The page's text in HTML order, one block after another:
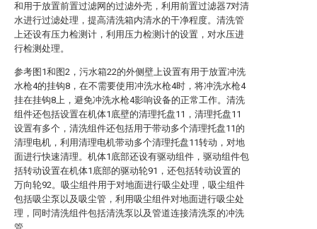
和用于放置前置过滤网的过滤外壳，利用前置过滤器7对清
水进行过滤处理，提高清洗箱内清水的干净程度。清洗管
上还设有压力检测计，利用压力检测计的设置，对水压进
行检测处理。
参考图1和图2，污水箱22的外侧壁上设置有用于放置冲洗
水枪4的挂钩8，在不需要使用冲洗水枪4时，将冲洗水枪4
挂在挂钩8上，避免冲洗水枪4影响设备的正常工作。清洗
组件还包括设置在机体1底壁的清理托盘11，清理托盘11
设置有多个，清洗组件还包括用于带动多个清理托盘11的
清理电机，利用清理电机带动多个清理托盘11转动，对地
面进行快速清理。机体1底部还设有驱动组件，驱动组件包
括转动设置在机体1底部的驱动轮91，还包括转动设置的
万向轮92。吸尘组件用于对地面进行吸尘处理，吸尘组件
包括吸尘泵以及吸尘管，利用吸尘组件对地面进行吸尘处
理，同时清洗组件包括清洗泵以及管道连接清洗泵的冲洗